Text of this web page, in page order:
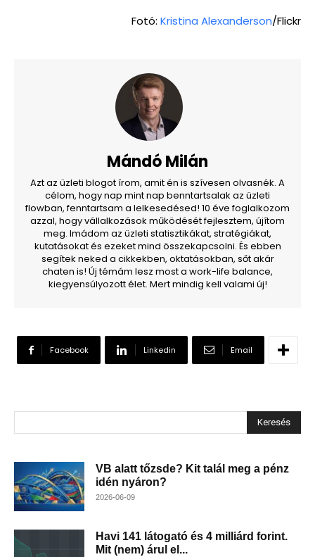
Fotó: Kristina Alexanderson/Flickr
Mándó Milán
Azt az üzleti blogot írom, amit én is szívesen olvasnék. A
célom, hogy nap mint nap benntartsalak az üzleti
flowban, fenntartsam a lelkesedésed! 10 éve foglalkozom
azzal, hogy vállalkozások működését fejlesztem, újítom
meg. Imádom az üzleti statisztikákat, stratégiákat,
kutatásokat és ezeket mind összekapcsolni. És ebben
segítek neked a cikkekben, oktatásokban, sőt akár
chaten is! Új témám lesz most a work-life balance,
kiegyensúlyozott élet. Mert mindig kell valami új!
Facebook Linkedin Email
Keresés
VB alatt tőzsde? Kit talál meg a pénz
idén nyáron?
2026-06-09
Havi 141 látogató és 4 milliárd forint.
Mit (nem) árul el...